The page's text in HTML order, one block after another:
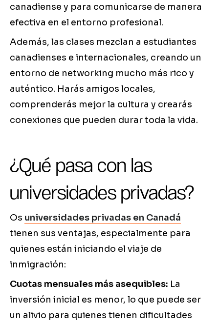
canadiense y para comunicarse de manera
efectiva en el entorno profesional.
Además, las clases mezclan a estudiantes
canadienses e internacionales, creando un
entorno de networking mucho más rico y
auténtico. Harás amigos locales,
comprenderás mejor la cultura y crearás
conexiones que pueden durar toda la vida.
¿Qué pasa con las
universidades privadas?
Os universidades privadas en Canadá
tienen sus ventajas, especialmente para
quienes están iniciando el viaje de
inmigración:
Cuotas mensuales más asequibles: La
inversión inicial es menor, lo que puede ser
un alivio para quienes tienen dificultades